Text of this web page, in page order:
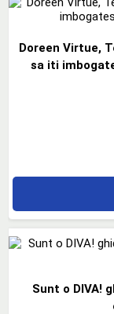
Doreen Virtue,
sa iti
Sunt o DIVA!